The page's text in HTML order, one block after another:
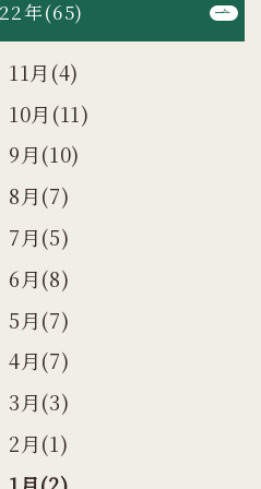
年(65)
11月(4)
10月(11)
9月(10)
8月(7)
7月(5)
6月(8)
5月(7)
4月(7)
3月(3)
2月(1)